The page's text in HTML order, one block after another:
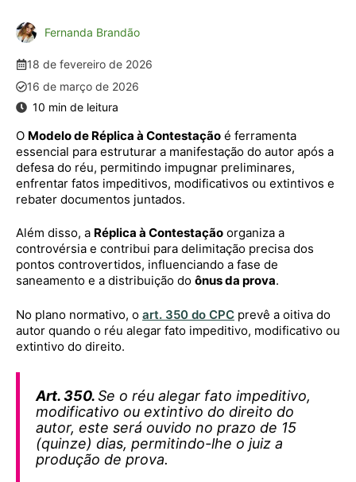
Fernanda Brandão
18 de fevereiro de 2026
16 de março de 2026
O Modelo de Réplica à Contestação é ferramenta
essencial para estruturar a manifestação do autor após a
defesa do réu, permitindo impugnar preliminares,
enfrentar fatos impeditivos, modificativos ou extintivos e
rebater documentos juntados.
Além disso, a Réplica à Contestação organiza a
controvérsia e contribui para delimitação precisa dos
pontos controvertidos, influenciando a fase de
saneamento e a distribuição do ônus da prova.
No plano normativo, o art. 350 do CPC prevê a oitiva do
autor quando o réu alegar fato impeditivo, modificativo ou
extintivo do direito.
Art. 350.Se o réu alegar fato impeditivo,
modificativo ou extintivo do direito do
autor, este será ouvido no prazo de 15
(quinze) dias, permitindo-lhe o juiz a
produção de prova.